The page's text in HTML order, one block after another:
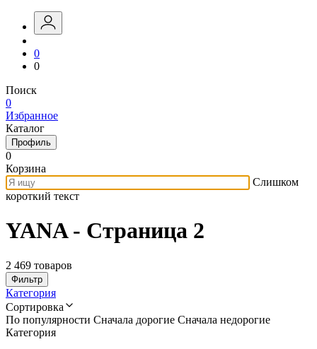
0
0
Поиск
0
Избранное
Каталог
Профиль
0
Корзина
Слишком
короткий текст
YANA - Страница 2
2 469 товаров
Фильтр
Категория
Сортировка
По популярности Сначала дорогие Сначала недорогие
Категория